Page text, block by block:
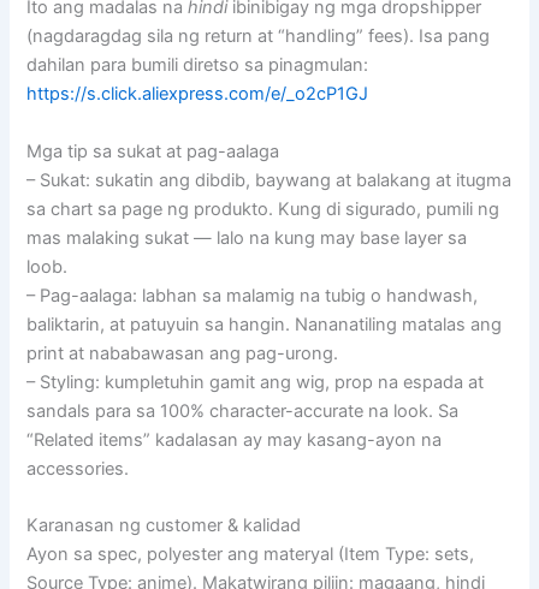
Ito ang madalas nahindiibinibigay ng mga dropshipper
(nagdaragdag sila ng return at “handling” fees). Isa pang
dahilan para bumili diretso sa pinagmulan:
https://s.click.aliexpress.com/e/_o2cP1GJ
Mga tip sa sukat at pag-aalaga
– Sukat: sukatin ang dibdib, baywang at balakang at itugma
sa chart sa page ng produkto. Kung di sigurado, pumili ng
mas malaking sukat — lalo na kung may base layer sa
loob.
– Pag-aalaga: labhan sa malamig na tubig o handwash,
baliktarin, at patuyuin sa hangin. Nananatiling matalas ang
print at nababawasan ang pag-urong.
– Styling: kumpletuhin gamit ang wig, prop na espada at
sandals para sa 100% character-accurate na look. Sa
“Related items” kadalasan ay may kasang-ayon na
accessories.
Karanasan ng customer & kalidad
Ayon sa spec, polyester ang materyal (Item Type: sets,
Source Type: anime). Makatwirang piliin: magaang, hindi